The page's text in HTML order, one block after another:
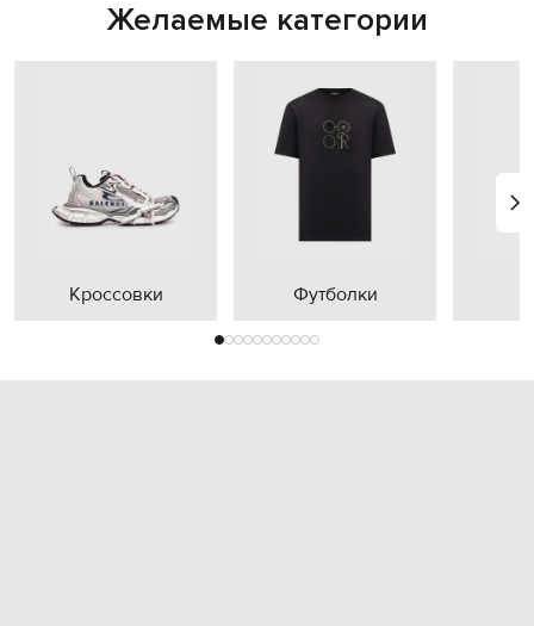
Желаемые категории
Кроссовки Футболки